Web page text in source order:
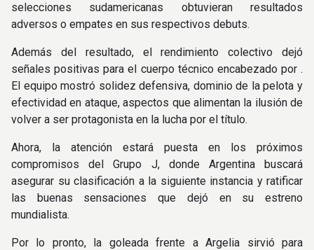
selecciones sudamericanas obtuvieran resultados
adversos o empates en sus respectivos debuts.
Además del resultado, el rendimiento colectivo dejó
señales positivas para el cuerpo técnico encabezado por .
El equipo mostró solidez defensiva, dominio de la pelota y
efectividad en ataque, aspectos que alimentan la ilusión de
volver a ser protagonista en la lucha por el título.
Ahora, la atención estará puesta en los próximos
compromisos del Grupo J, donde Argentina buscará
asegurar su clasificación a la siguiente instancia y ratificar
las buenas sensaciones que dejó en su estreno
mundialista.
Por lo pronto, la goleada frente a Argelia sirvió para